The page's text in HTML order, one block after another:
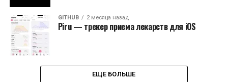
GITHUB 2 месяца назад
Piru — трекер приема лекарств для iOS
ЕЩЕ БОЛЬШЕ